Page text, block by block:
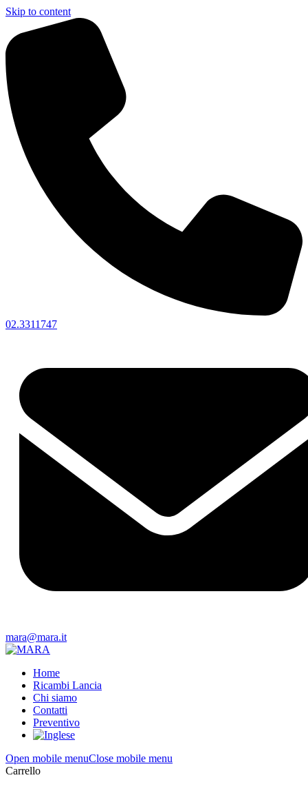
Skip to content
02.3311747
mara@mara.it
Home
Ricambi Lancia
Chi siamo
Contatti
Preventivo
Open mobile menuClose mobile menu
Carrello